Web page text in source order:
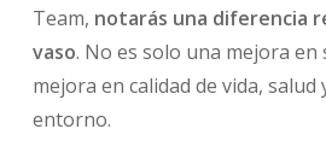
Team, notarás una diferencia
vaso. No es solo una mejora en
mejora en calidad de vida, salud
entorno.